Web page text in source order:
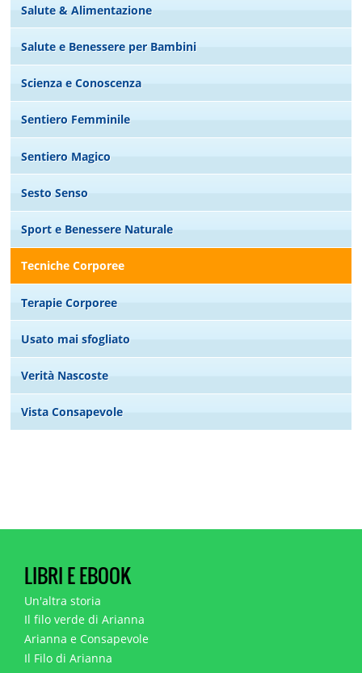
Salute & Alimentazione
Salute e Benessere per Bambini
Scienza e Conoscenza
Sentiero Femminile
Sentiero Magico
Sesto Senso
Sport e Benessere Naturale
Tecniche Corporee
Terapie Corporee
Usato mai sfogliato
Verità Nascoste
Vista Consapevole
LIBRI E EBOOK
Un'altra storia
Il filo verde di Arianna
Arianna e Consapevole
Il Filo di Arianna